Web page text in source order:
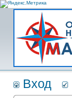
Вход